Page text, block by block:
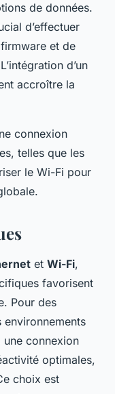
de données.
d’effectuer
et de
d’un
accroître la
connexion
telles que les
le Wi-Fi pour
et Wi-Fi,
favorisent
Pour des
environnements
une connexion
optimales,
choix est